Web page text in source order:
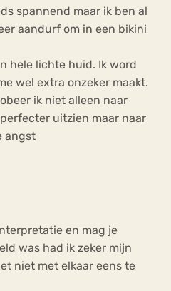
spannend maar ik ben al
aandurf om in een bikini
hele lichte huid. Ik word
wel extra onzeker maakt.
ik niet alleen naar
uitzien maar naar
angst
en mag je
was had ik zeker mijn
niet met elkaar eens te